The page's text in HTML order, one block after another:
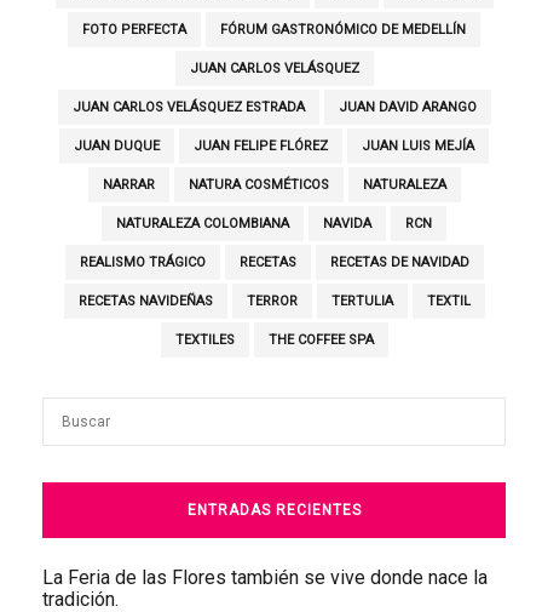
FOTO PERFECTA FÓRUM GASTRONÓMICO DE MEDELLÍN
JUAN CARLOS VELÁSQUEZ
JUAN CARLOS VELÁSQUEZ ESTRADA JUAN DAVID ARANGO
JUAN DUQUE JUAN FELIPE FLÓREZ JUAN LUIS MEJÍA
NARRAR NATURA COSMÉTICOS NATURALEZA
NATURALEZA COLOMBIANA NAVIDA RCN
REALISMO TRÁGICO RECETAS RECETAS DE NAVIDAD
RECETAS NAVIDEÑAS TERROR TERTULIA TEXTIL
TEXTILES THE COFFEE SPA
ENTRADAS RECIENTES
La Feria de las Flores también se vive donde nace la
tradición.